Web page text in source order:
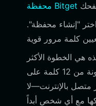
محفظة Bitget
"إنشاء محفظة".
هي الخطوة الأكثر
أهمية. اكتب عبارة الاسترداد المكونة من 12 كلمة على
بالإنترنت—لا